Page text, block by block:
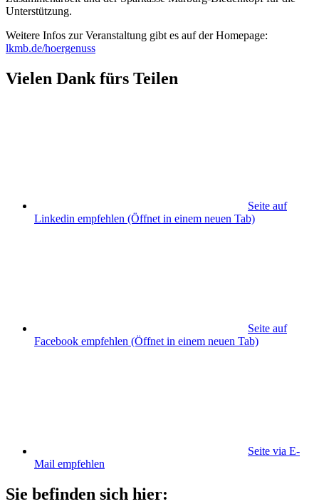
Unterstützung.
Weitere Infos zur Veranstaltung gibt es auf der Homepage:
lkmb.de/hoergenuss
Vielen Dank fürs Teilen
Seite auf
Linkedin empfehlen (Öffnet in einem neuen Tab)
Seite auf
Facebook empfehlen (Öffnet in einem neuen Tab)
Seite via E-
Mail empfehlen
Sie befinden sich hier: